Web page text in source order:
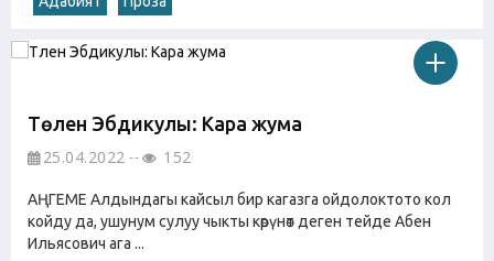
Төлен Эбдикулы: Кара жума
25.04.2022 152
АҢГЕМЕ Алдындагы кайсыл бир кагазга ойдолоктото кол
койду да, ушунум сулуу чыкты көрүнөт деген тейде Абен
Ильясович ага ...